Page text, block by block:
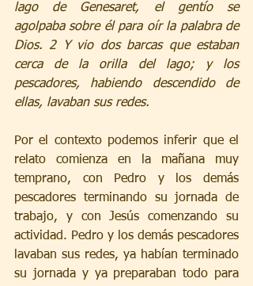
lago de Genesaret, el gentío se
agolpaba sobre él para oír la palabra de
Dios. 2 Y vio dos barcas que estaban
cerca de la orilla del lago; y los
pescadores, habiendo descendido de
ellas, lavaban sus redes.
Por el contexto podemos inferir que el
relato comienza en la mañana muy
temprano, con Pedro y los demás
pescadores terminando su jornada de
trabajo, y con Jesús comenzando su
actividad. Pedro y los demás pescadores
lavaban sus redes, ya habían terminado
su jornada y ya preparaban todo para